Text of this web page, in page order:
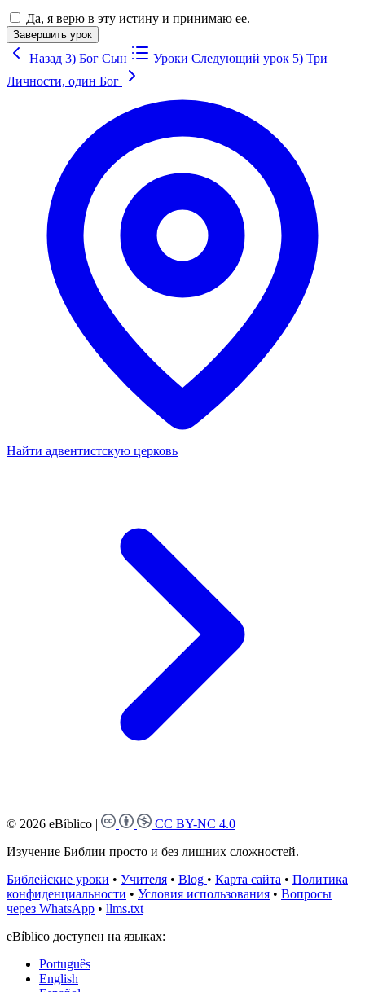
Да, я верю в эту истину и принимаю ее.
Завершить урок
Назад 3) Бог Сын Уроки Следующий урок 5) Три
Личности, один Бог
Найти адвентистскую церковь
© 2026 eBíblico |
CC BY-NC 4.0
Изучение Библии просто и без лишних сложностей.
Библейские уроки • Учителя • Blog • Карта сайта • Политика
конфиденциальности • Условия использования • Вопросы
через WhatsApp • llms.txt
eBíblico доступен на языках:
Português
English